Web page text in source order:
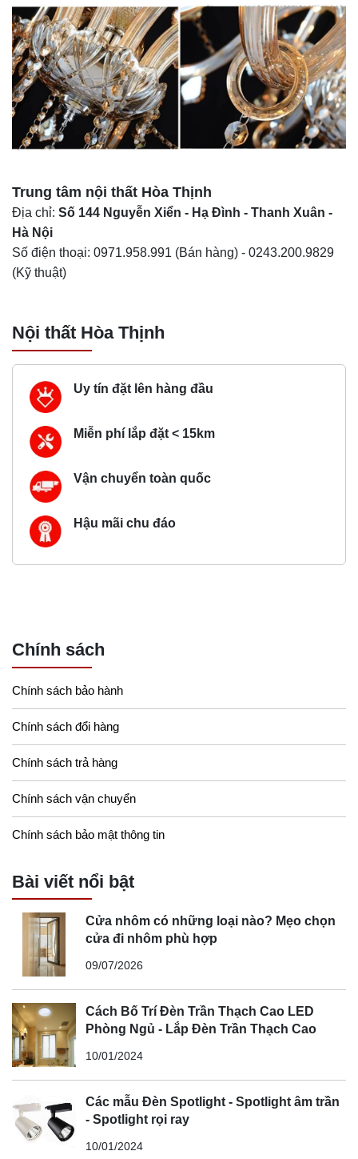
Trung tâm nội thất Hòa Thịnh
Địa chỉ: Số 144 Nguyễn Xiển - Hạ Đình - Thanh Xuân -
Hà Nội
Số điện thoại: 0971.958.991 (Bán hàng) - 0243.200.9829
(Kỹ thuật)
Nội thất Hòa Thịnh
Uy tín đặt lên hàng đầu
Miễn phí lắp đặt < 15km
Vận chuyển toàn quốc
Hậu mãi chu đáo
Chính sách
Chính sách bảo hành
Chính sách đổi hàng
Chính sách trả hàng
Chính sách vận chuyển
Chính sách bảo mật thông tin
Bài viết nổi bật
Cửa nhôm có những loại nào? Mẹo chọn
cửa đi nhôm phù hợp
09/07/2026
Cách Bố Trí Đèn Trần Thạch Cao LED
Phòng Ngủ - Lắp Đèn Trần Thạch Cao
10/01/2024
Các mẫu Đèn Spotlight - Spotlight âm trần
- Spotlight rọi ray
10/01/2024